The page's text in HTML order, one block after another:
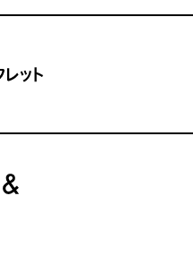
ト サイトTOP